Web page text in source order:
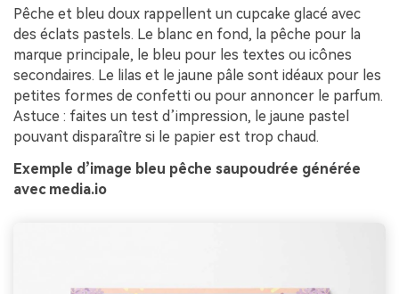
Pêche et bleu doux rappellent un cupcake glacé avec
des éclats pastels. Le blanc en fond, la pêche pour la
marque principale, le bleu pour les textes ou icônes
secondaires. Le lilas et le jaune pâle sont idéaux pour les
petites formes de confetti ou pour annoncer le parfum.
Astuce : faites un test d’impression, le jaune pastel
pouvant disparaître si le papier est trop chaud.
Exemple d’image bleu pêche saupoudrée générée
avec media.io